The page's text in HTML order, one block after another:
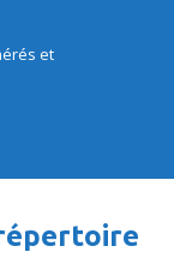
et